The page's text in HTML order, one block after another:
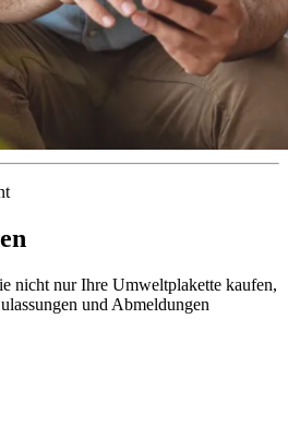
nicht nur Ihre Umweltplakette kaufen,
und Abmeldungen